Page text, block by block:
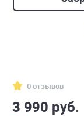
0 отзывов
3 990 руб.